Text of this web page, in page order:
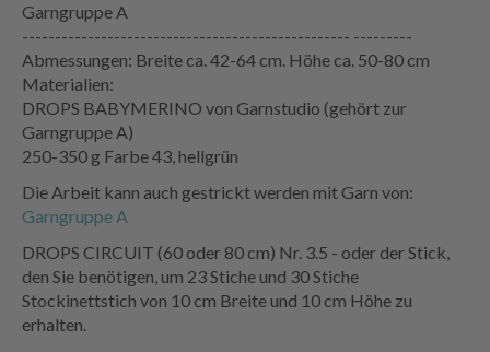
Garngruppe A
-------------------------------------------------- ---------
Abmessungen: Breite ca. 42-64 cm. Höhe ca. 50-80 cm
Materialien:
DROPS BABYMERINO von Garnstudio (gehört zur
Garngruppe A)
250-350 g Farbe 43, hellgrün
Die Arbeit kann auch gestrickt werden mit Garn von:
Garngruppe A
DROPS CIRCUIT (60 oder 80 cm) Nr. 3.5 - oder der Stick,
den Sie benötigen, um 23 Stiche und 30 Stiche
Stockinettstich von 10 cm Breite und 10 cm Höhe zu
erhalten.